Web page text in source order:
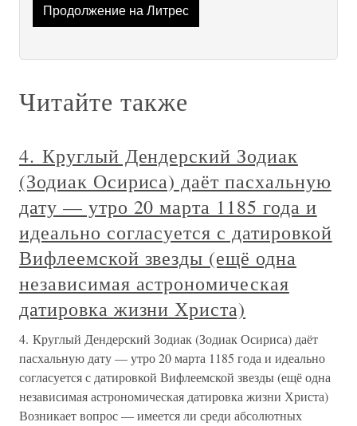
Продолжение на Литрес
Читайте также
4. Круглый Дендерский Зодиак
(Зодиак Осириса) даёт пасхальную
дату — утро 20 марта 1185 года и
идеально согласуется с датировкой
Вифлеемской звезды (ещё одна
независимая астрономическая
датировка жизни Христа)
4. Круглый Дендерский Зодиак (Зодиак Осириса) даёт
пасхальную дату — утро 20 марта 1185 года и идеально
согласуется с датировкой Вифлеемской звезды (ещё одна
независимая астрономическая датировка жизни Христа)
Возникает вопрос — имеется ли среди абсолютных